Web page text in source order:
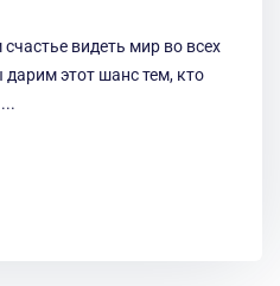
видеть мир во всех
этот шанс тем, кто